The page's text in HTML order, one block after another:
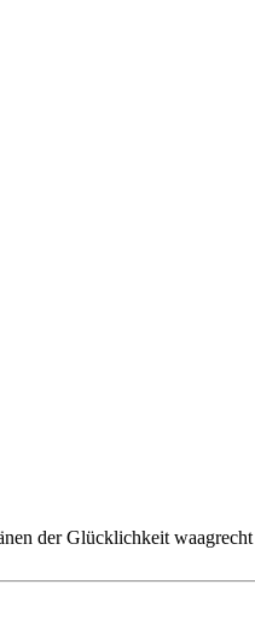
der Glücklichkeit